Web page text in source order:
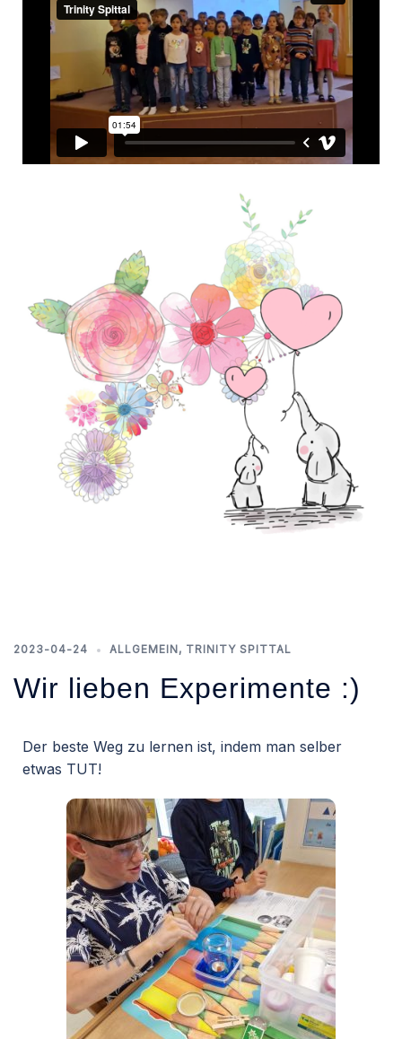
2023-04-24 ALLGEMEIN, TRINITY SPITTAL
Wir lieben Experimente :)
Der beste Weg zu lernen ist, indem man selber
etwas TUT!